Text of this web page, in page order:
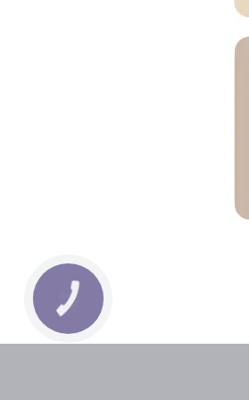
КНОПКА
ЗВ'ЯЗКУ